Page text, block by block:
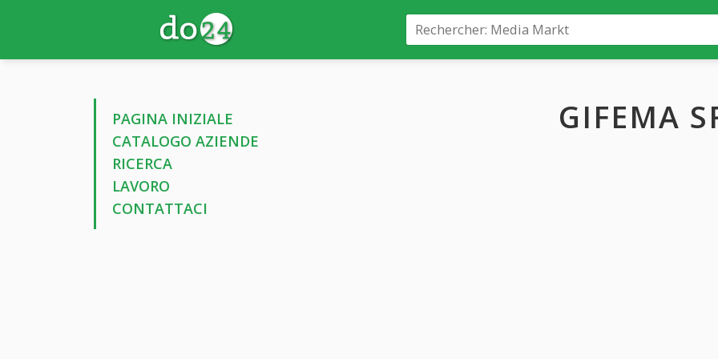
PAGINA INIZIALE
CATALOGO AZIENDE
RICERCA
LAVORO
CONTATTACI
GIFEMA